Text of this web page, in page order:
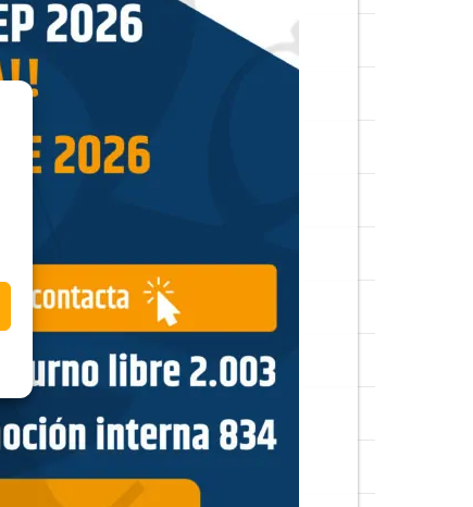
***6919**
***9163**
***5133**
***8244** C.M.B.
***4756** C.M.T.C.
***3088**